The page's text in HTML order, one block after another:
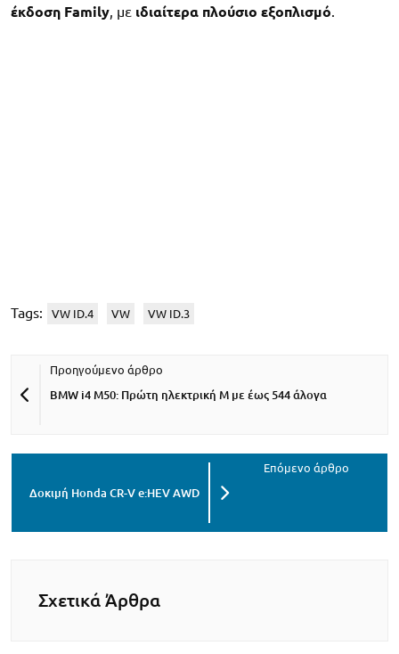
έκδοση Family, με ιδιαίτερα πλούσιο εξοπλισμό.
Tags: VW ID.4 VW VW ID.3
BMW i4 M50: Πρώτη ηλεκτρική Μ με έως 544 άλογα
Δοκιμή Honda CR-V e:HEV AWD
Σχετικά Άρθρα